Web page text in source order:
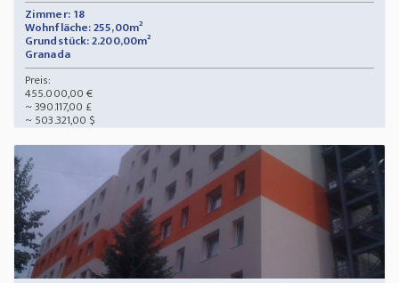
Zimmer: 18
Wohnfläche: 255,00m²
Grundstück: 2.200,00m²
Granada
Preis:
455.000,00 €
~ 390.117,00 £
~ 503.321,00 $